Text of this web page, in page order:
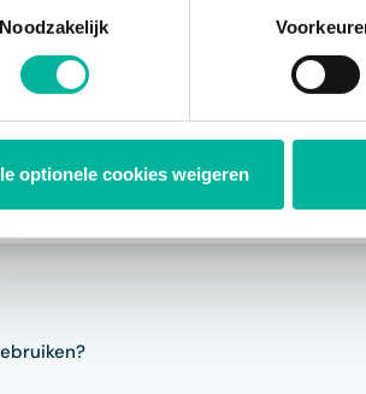
consent management tool onderaan de
Noodzakelijk
optionele cookies weigeren
".
best steeds relatief te worden